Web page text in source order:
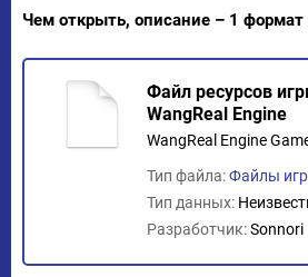
Чем открыть, описание – 1
Файл ресурсов
WangReal Engine
WangReal Engine
Тип файла:Файлы игр
Тип данных:
Разработчик:Sonnori